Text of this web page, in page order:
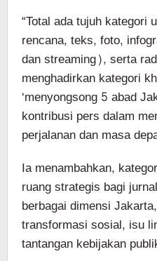
“Total ada tujuh kategori
rencana, teks, foto,
dan streaming), serta
menghadirkan kategori
‘menyongsong 5 abad
kontribusi pers dalam
perjalanan dan masa
Ia menambahkan,
ruang strategis bagi
berbagai dimensi
transformasi sosial, isu
tantangan kebijakan